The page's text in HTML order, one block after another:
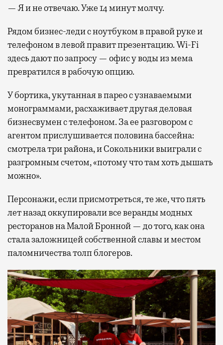
— Я и не отвечаю. Уже 14 минут молчу.
Рядом бизнес-леди с ноутбуком в правой руке и
телефоном в левой правит презентацию. Wi-Fi
здесь дают по запросу — офис у воды из мема
превратился в рабочую опцию.
У бортика, укутанная в парео с узнаваемыми
монограммами, расхаживает другая деловая
бизнесвумен с телефоном. За ее разговором с
агентом прислушивается половина бассейна:
смотрела три района, и Сокольники выиграли с
разгромным счетом, «потому что там хоть дышать
можно».
Персонажи, если присмотреться, те же, что пять
лет назад оккупировали все веранды модных
ресторанов на Малой Бронной — до того, как она
стала заложницей собственной славы и местом
паломничества толп блогеров.